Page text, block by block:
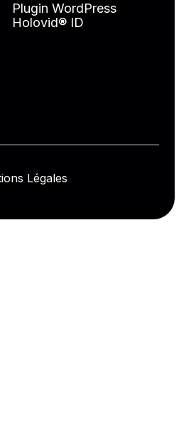
Plugin WordPress
Holovid® ID
Légales